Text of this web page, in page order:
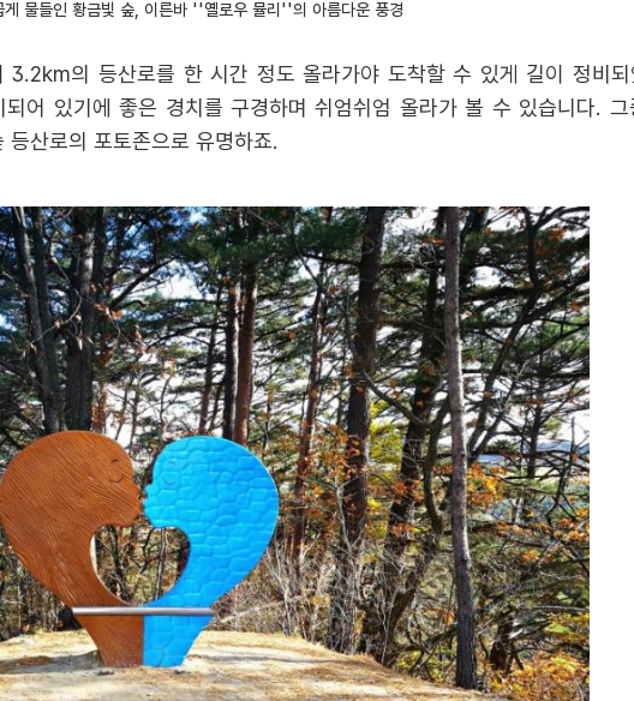
게 물들인 황금빛 숲, 이른바 ''옐로우 뮬리''의 아름다운 풍경
의 등산로를 한 시간 정도 올라가야 도착할 수 있게 길이 정비되
어 있기에 좋은 경치를 구경하며 쉬엄쉬엄 올라가 볼 수 있습니다. 그
산로의 포토존으로 유명하죠.